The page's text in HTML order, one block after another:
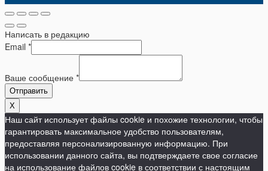
Написать в редакцию
Email *
Ваше сообщение *
Отправить
X
Наш сайт использует файлы cookie и похожие технологии, чтобы
гарантировать максимальное удобство пользователям,
предоставляя персонализированную информацию. При
использовании данного сайта, вы подтверждаете свое согласие
на использование файлов cookie в соответствии с настоящим